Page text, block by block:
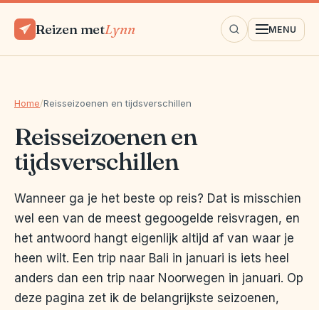
Reizen metLynn MENU
Home/Reisseizoenen en tijdsverschillen
Reisseizoenen en
tijdsverschillen
Wanneer ga je het beste op reis? Dat is misschien
wel een van de meest gegoogelde reisvragen, en
het antwoord hangt eigenlijk altijd af van waar je
heen wilt. Een trip naar Bali in januari is iets heel
anders dan een trip naar Noorwegen in januari. Op
deze pagina zet ik de belangrijkste seizoenen,